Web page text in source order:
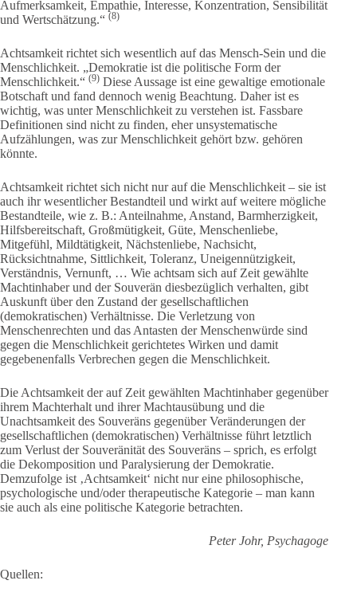
Aufmerksamkeit, Empathie, Interesse, Konzentration, Sensibilität
und Wertschätzung.“ (8)
Achtsamkeit richtet sich wesentlich auf das Mensch-Sein und die
Menschlichkeit. „Demokratie ist die politische Form der
Menschlichkeit.“ (9) Diese Aussage ist eine gewaltige emotionale
Botschaft und fand dennoch wenig Beachtung. Daher ist es
wichtig, was unter Menschlichkeit zu verstehen ist. Fassbare
Definitionen sind nicht zu finden, eher unsystematische
Aufzählungen, was zur Menschlichkeit gehört bzw. gehören
könnte.
Achtsamkeit richtet sich nicht nur auf die Menschlichkeit – sie ist
auch ihr wesentlicher Bestandteil und wirkt auf weitere mögliche
Bestandteile, wie z. B.: Anteilnahme, Anstand, Barmherzigkeit,
Hilfsbereitschaft, Großmütigkeit, Güte, Menschenliebe,
Mitgefühl, Mildtätigkeit, Nächstenliebe, Nachsicht,
Rücksichtnahme, Sittlichkeit, Toleranz, Uneigennützigkeit,
Verständnis, Vernunft, … Wie achtsam sich auf Zeit gewählte
Machtinhaber und der Souverän diesbezüglich verhalten, gibt
Auskunft über den Zustand der gesellschaftlichen
(demokratischen) Verhältnisse. Die Verletzung von
Menschenrechten und das Antasten der Menschenwürde sind
gegen die Menschlichkeit gerichtetes Wirken und damit
gegebenenfalls Verbrechen gegen die Menschlichkeit.
Die Achtsamkeit der auf Zeit gewählten Machtinhaber gegenüber
ihrem Machterhalt und ihrer Machtausübung und die
Unachtsamkeit des Souveräns gegenüber Veränderungen der
gesellschaftlichen (demokratischen) Verhältnisse führt letztlich
zum Verlust der Souveränität des Souveräns – sprich, es erfolgt
die Dekomposition und Paralysierung der Demokratie.
Demzufolge ist ‚Achtsamkeit‘ nicht nur eine philosophische,
psychologische und/oder therapeutische Kategorie – man kann
sie auch als eine politische Kategorie betrachten.
Peter Johr, Psychagoge
Quellen: